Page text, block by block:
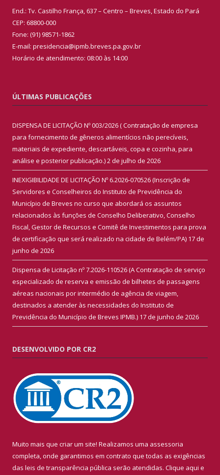
End.: Tv. Castilho França, 637 – Centro – Breves, Estado do Pará
CEP: 68800-000
Fone: (91) 98571-1862
E-mail: presidencia@ipmb.breves.pa.gov.br
Horário de atendimento: 08:00 às 14:00
ÚLTIMAS PUBLICAÇÕES
DISPENSA DE LICITAÇÃO Nº 003/2026 ( Contratação de empresa
para fornecimento de gêneros alimentícios não perecíveis,
materiais de expediente, descartáveis, copa e cozinha, para
análise e posterior publicação.)2 de julho de 2026
INEXIGIBILIDADE DE LICITAÇÃO Nº 6.2026-070526 (Inscrição de
Servidores e Conselheiros do Instituto de Previdência do
Município de Breves no curso que abordará os assuntos
relacionados às funções de Conselho Deliberativo, Conselho
Fiscal, Gestor de Recursos e Comitê de Investimentos para prova
de certificação que será realizado na cidade de Belém/PA) 17 de
junho de 2026
Dispensa de Licitação nº 7.2026-110526 (A Contratação de serviço
especializado de reserva e emissão de bilhetes de passagens
aéreas nacionais por intermédio de agência de viagem,
destinados a atender às necessidades do Instituto de
Previdência do Município de Breves IPMB.) 17 de junho de 2026
DESENVOLVIDO POR CR2
Muito mais que criar um site! Realizamos uma assessoria
completa, onde garantimos em contrato que todas as exigências
das leis de transparência pública serão atendidas. Clique aqui e